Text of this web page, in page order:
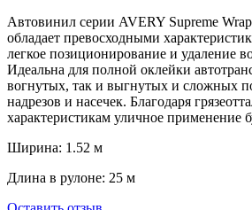
Автовинил серии AVERY Supreme
обладает превосходными
легкое позиционирование и удаление
Идеальна для полной оклейки
вогнутых, так и выгнутых и сложных
надрезов и насечек. Благодаря
характеристикам уличное применение
Ширина: 1.52 м
Длина в рулоне: 25 м